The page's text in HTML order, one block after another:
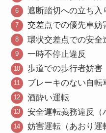
遮断踏切への立ち入
交差点での優先車妨
環状交差点での安全
一時不停止違反
歩道での歩行者妨害
ブレーキのない自
酒酔い運転
安全運転義務違反（
妨害運転（あおり運